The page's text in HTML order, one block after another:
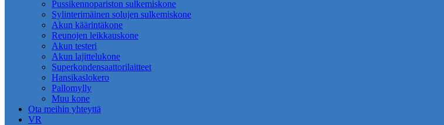
Pussikennopariston sulkemiskone
Sylinterimäinen solujen sulkemiskone
Akun käärintäkone
Reunojen leikkauskone
Akun testeri
Akun lajittelukone
Superkondensaattorilaitteet
Hansikaslokero
Pallomylly
Muu kone
Ota meihin yhteyttä
VR